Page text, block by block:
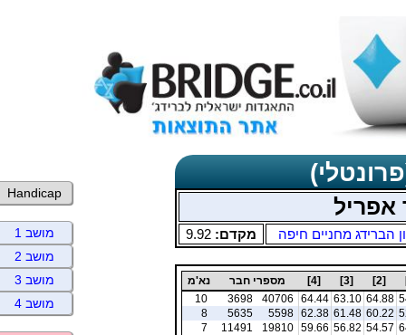
אפריל
הברידג מחניים חיפה מקדם:9.92
[2]
[3]
[4] מספרי חבר
נא'מ
64.88
63.10
64.44
40706
3698
10
60.22
61.48
62.38
5598
5635
8
54.57
56.82
59.66
19810
11491
7
Handicap
מושב 1
מושב 2
מושב 3
מושב 4